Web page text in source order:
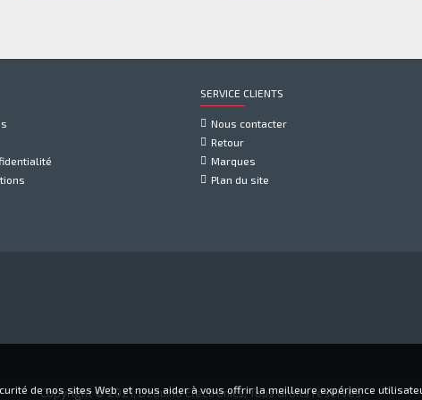
SERVICE CLIENTS
Nous contacter
Retour
Marques
Plan du site
Copyright © 2021, Dzduino Electronics, Tous droits réservés
de nos sites Web, et nous aider à vous offrir la meilleure expérience